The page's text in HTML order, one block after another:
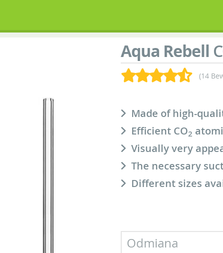
Aqua Rebell
(14
Made of high-
Efficient CO2
Visually very
The necessary
Different sizes
Odmiana